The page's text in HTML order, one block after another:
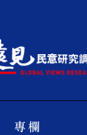
專 欄